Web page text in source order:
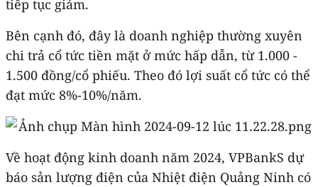
tiếp tục giảm.
Bên cạnh đó, đây là doanh nghiệp thường xuyên
chi trả cổ tức tiền mặt ở mức hấp dẫn, từ 1.000 -
1.500 đồng/cổ phiếu. Theo đó lợi suất cổ tức có thể
đạt mức 8%-10%/năm.
Về hoạt động kinh doanh năm 2024, VPBankS dự
báo sản lượng điện của Nhiệt điện Quảng Ninh có